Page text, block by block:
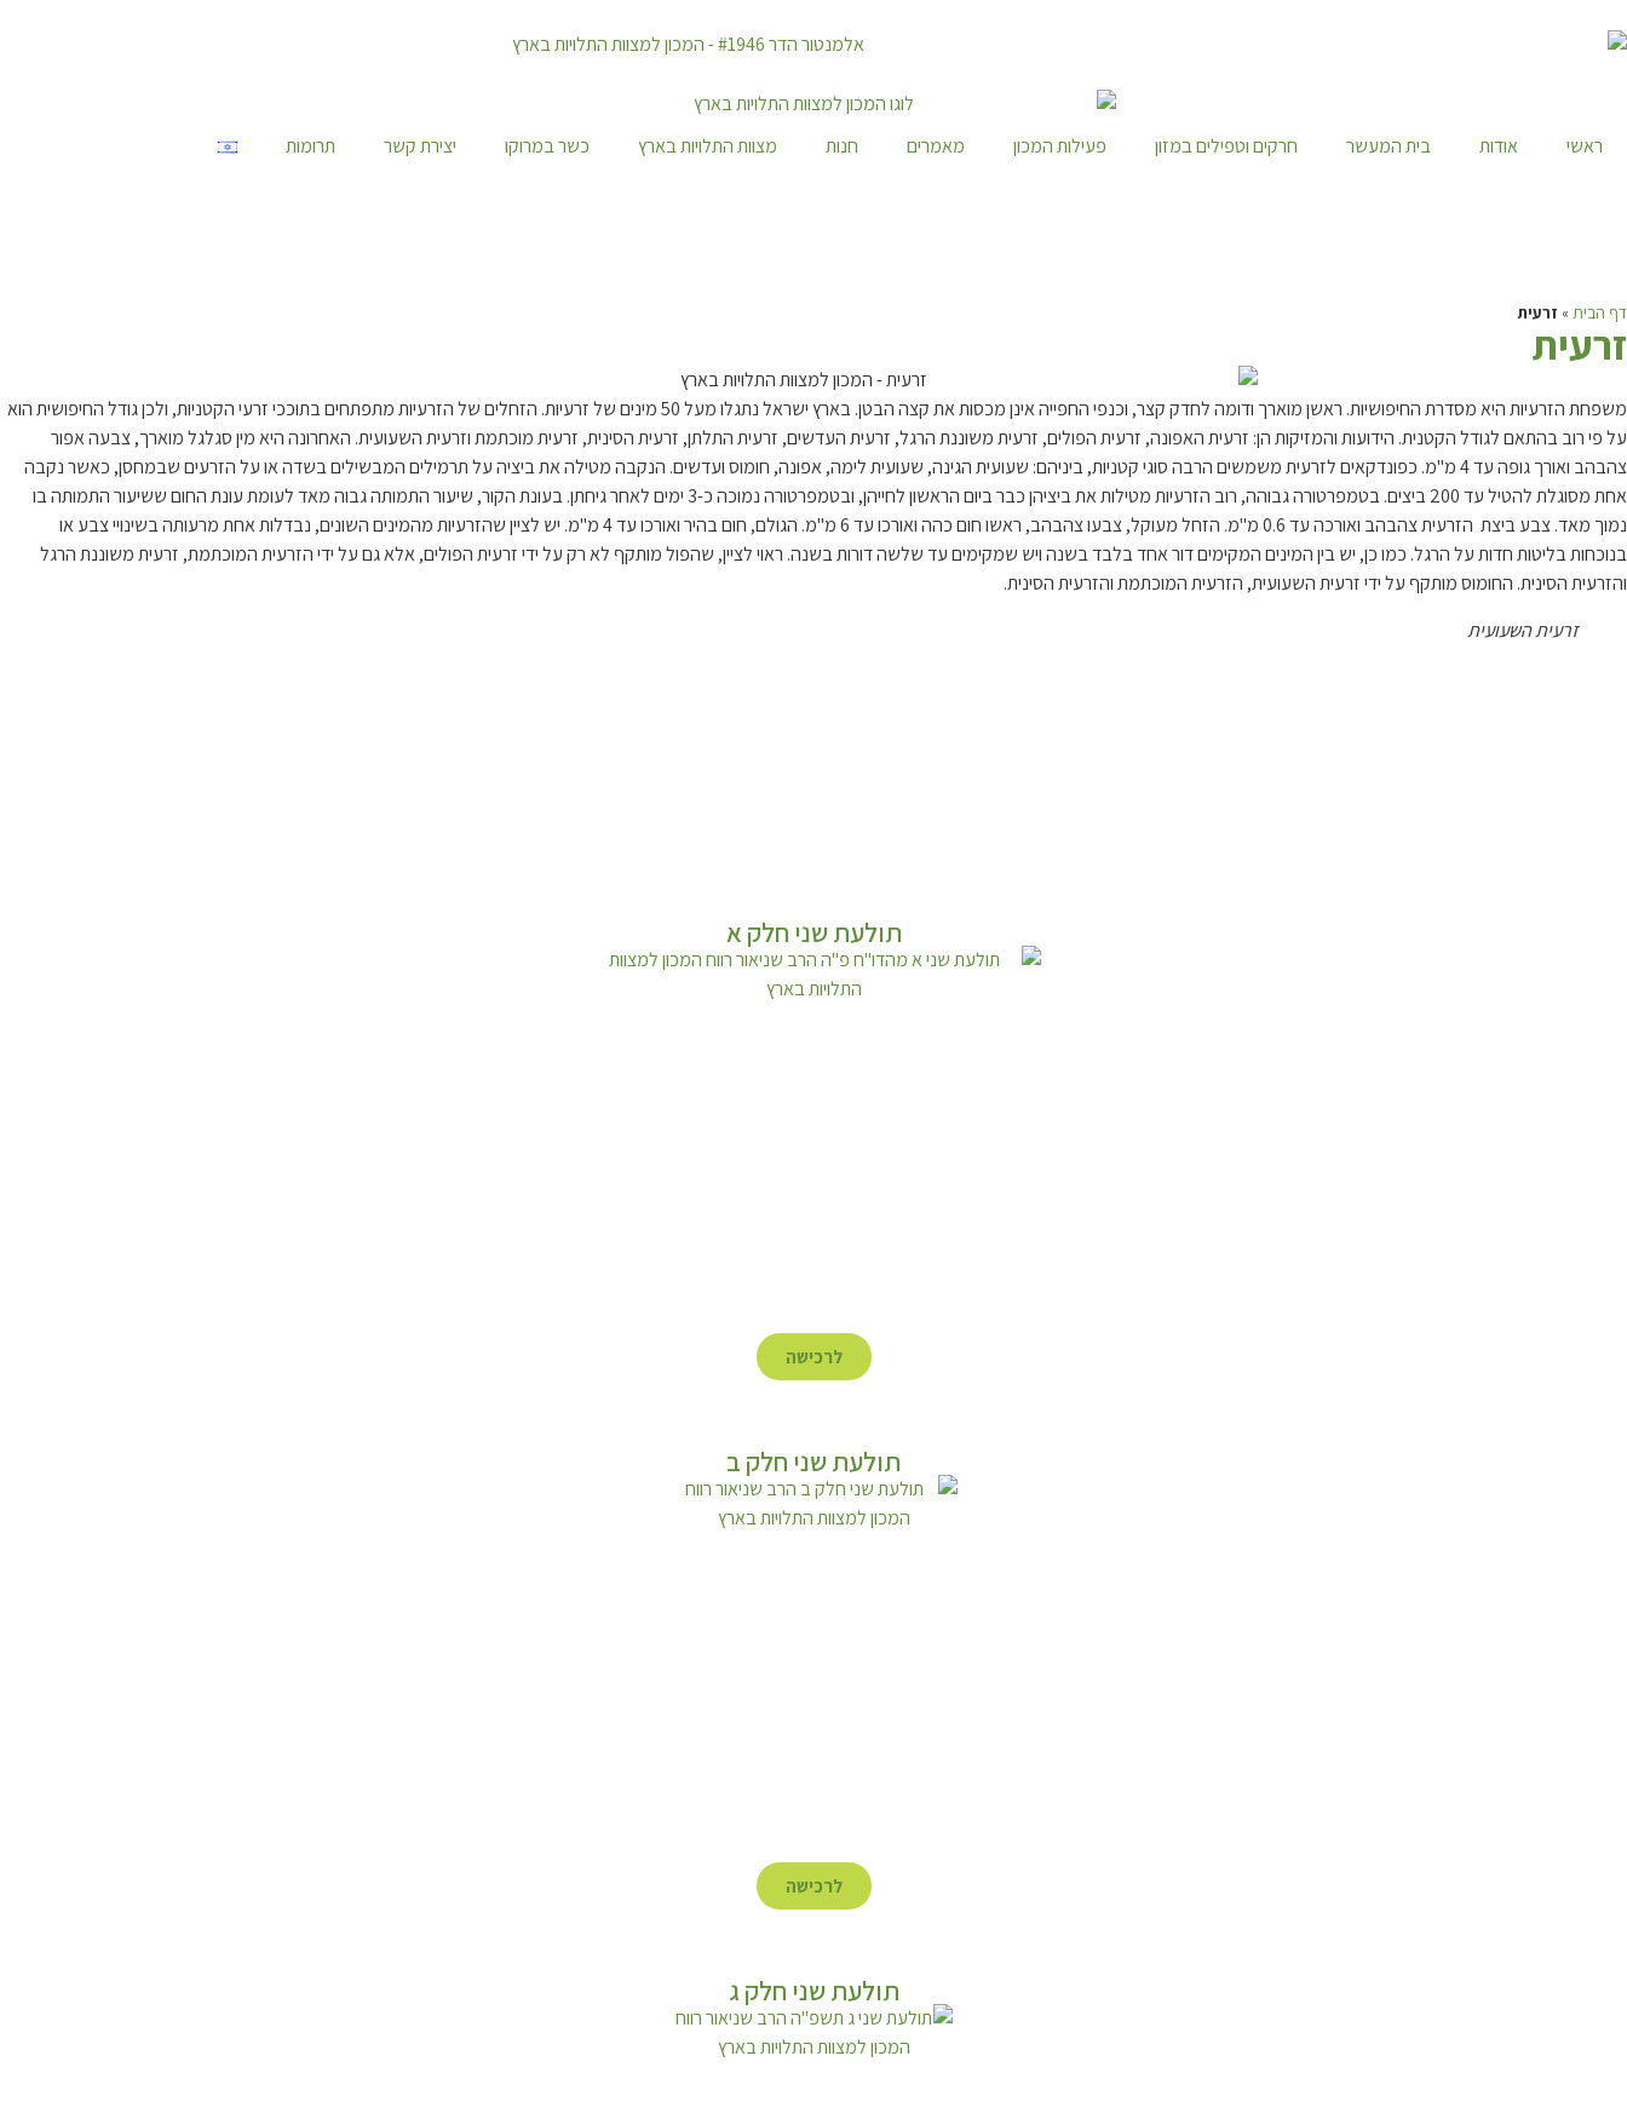
ראשי אודות בית המעשר חרקים וטפילים במזון פעילות המכון מאמרים חנות מצוות התלויות בארץ כשר במרוקו יצירת קשר תרומות
דף הבית » זרעית
זרעית
משפחת הזרעיות היא מסדרת החיפושיות. ראשן מוארך ודומה לחדק קצר, וכנפי החפייה אינן מכסות את קצה הבטן. בארץ ישראל נתגלו מעל 50 מינים של זרעיות. הזחלים של הזרעיות מתפתחים בתוככי זרעי הקטניות, ולכן גודל החיפושית הוא
על פי רוב בהתאם לגודל הקטנית. הידועות והמזיקות הן: זרעית האפונה, זרעית הפולים, זרעית משוננת הרגל, זרעית העדשים, זרעית התלתן, זרעית הסינית, זרעית מוכתמת וזרעית השעועית. האחרונה היא מין סגלגל מוארך, צבעה אפור
צהבהב ואורך גופה עד 4 מ"מ. כפונדקאים לזרעית משמשים הרבה סוגי קטניות, ביניהם: שעועית הגינה, שעועית לימה, אפונה, חומוס ועדשים. הנקבה מטילה את ביציה על תרמילים המבשילים בשדה או על הזרעים שבמחסן, כאשר נקבה
אחת מסוגלת להטיל עד 200 ביצים. בטמפרטורה גבוהה, רוב הזרעיות מטילות את ביציהן כבר ביום הראשון לחייהן, ובטמפרטורה נמוכה כ-3 ימים לאחר גיחתן. בעונת הקור, שיעור התמותה גבוה מאד לעומת עונת החום ששיעור התמותה בו
נמוך מאד. צבע ביצת הזרעית צהבהב ואורכה עד 0.6 מ"מ. הזחל מעוקל, צבעו צהבהב, ראשו חום כהה ואורכו עד 6 מ"מ. הגולם, חום בהיר ואורכו עד 4 מ"מ. יש לציין שהזרעיות מהמינים השונים, נבדלות אחת מרעותה בשינויי צבע או
בנוכחות בליטות חדות על הרגל. כמו כן, יש בין המינים המקימים דור אחד בלבד בשנה ויש שמקימים עד שלשה דורות בשנה. ראוי לציין, שהפול מותקף לא רק על ידי זרעית הפולים, אלא גם על ידי הזרעית המוכתמת, זרעית משוננת הרגל
והזרעית הסינית. החומוס מותקף על ידי זרעית השעועית, הזרעית המוכתמת והזרעית הסינית.
זרעית השעועית
תולעת שני חלק א
לרכישה
תולעת שני חלק ב
לרכישה
תולעת שני חלק ג